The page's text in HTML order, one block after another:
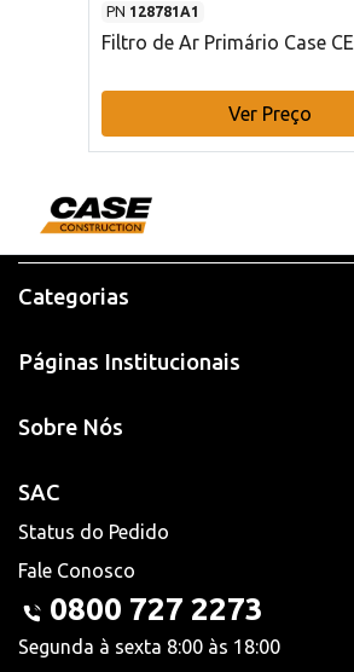
PN 128781A1
Filtro de Ar Primário Case CE
Ver Preço
Categorias
Páginas Institucionais
Sobre Nós
SAC
Status do Pedido
Fale Conosco
0800 727 2273
Segunda à sexta 8:00 às 18:00